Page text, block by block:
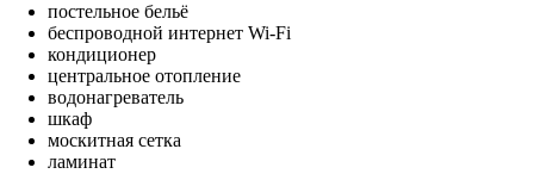
постельное бельё
беспроводной интернет Wi-Fi
кондиционер
центральное отопление
водонагреватель
шкаф
москитная сетка
ламинат